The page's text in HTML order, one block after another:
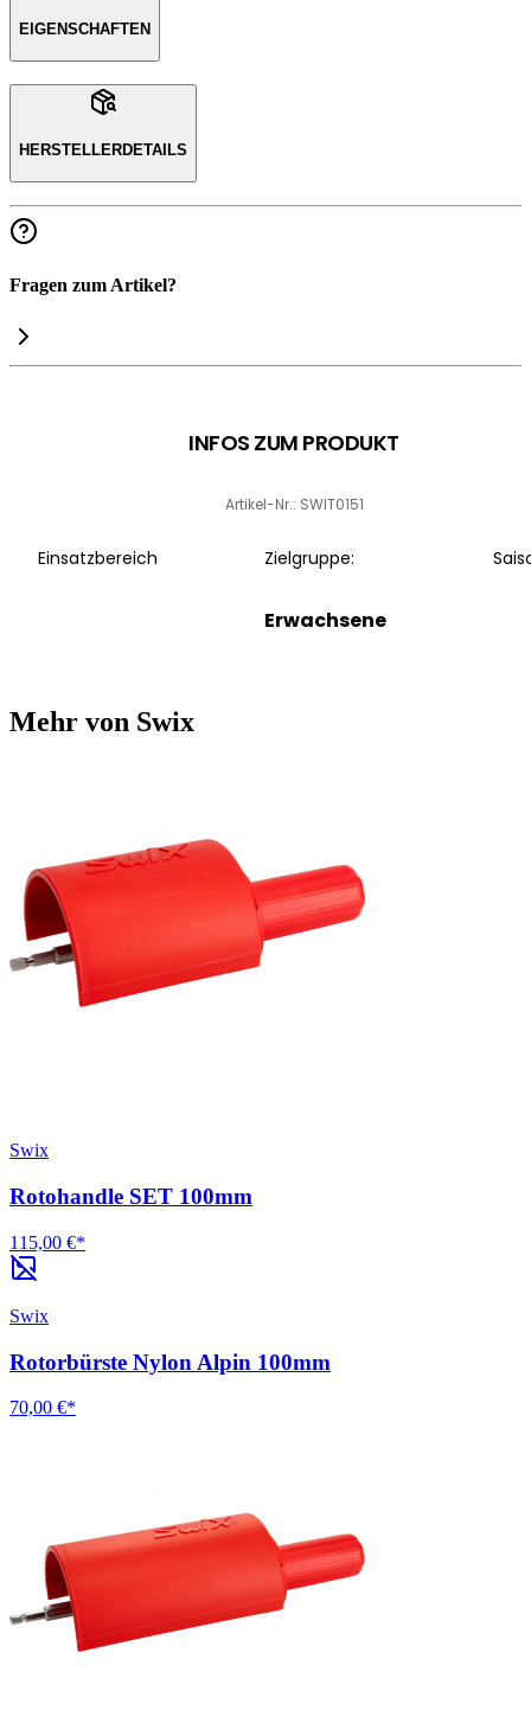
EIGENSCHAFTEN
HERSTELLERDETAILS
Fragen zum Artikel?
INFOS ZUM PRODUKT
Artikel-Nr.: SWIT0151
Einsatzbereich Zielgruppe:
Erwachsene
Mehr von Swix
Swix
Rotohandle SET 100mm
115,00 €*
Swix
Rotorbürste Nylon Alpin 100mm
70,00 €*